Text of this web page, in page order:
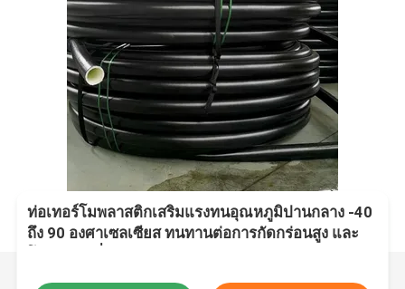
ท่อเทอร์โมพลาสติกเสริมแรงทนอุณหภูมิปานกลาง -40
ถึง 90 องศาเซลเซียส ทนทานต่อการกัดกร่อนสูง และ